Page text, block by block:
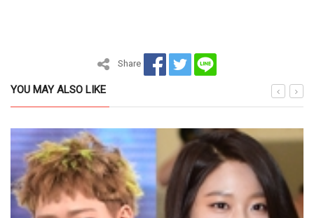
Share
YOU MAY ALSO LIKE